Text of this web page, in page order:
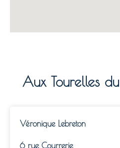
Aux Tourelles
Véronique Lebreton
6 rue Courrerie